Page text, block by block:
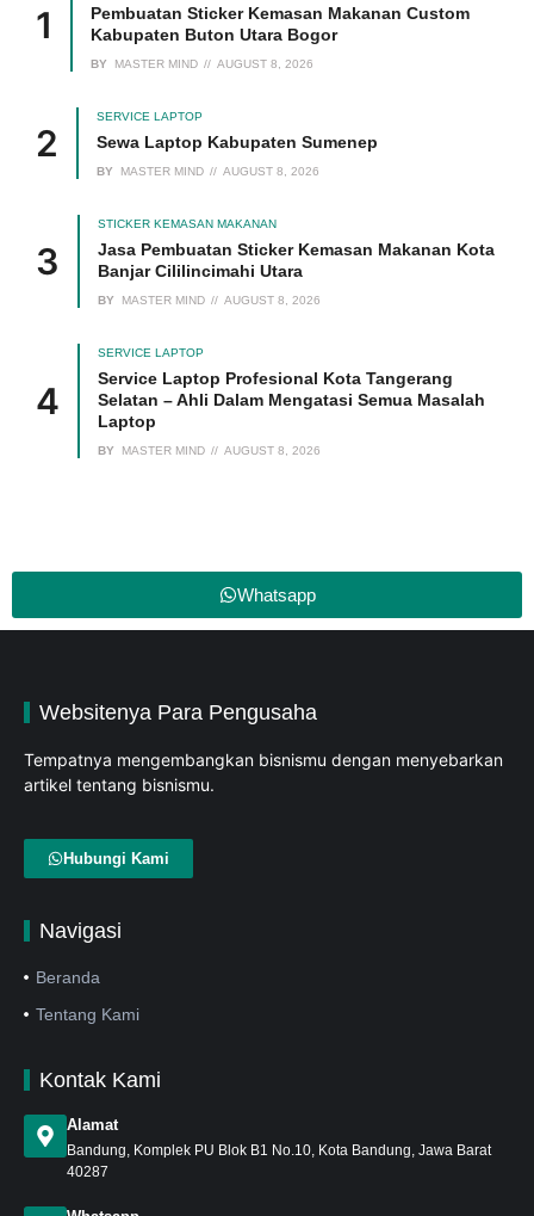
Pembuatan Sticker Kemasan Makanan Custom
Kabupaten Buton Utara Bogor
BY MASTER MIND AUGUST 8, 2026
SERVICE LAPTOP
Sewa Laptop Kabupaten Sumenep
BY MASTER MIND AUGUST 8, 2026
STICKER KEMASAN MAKANAN
Jasa Pembuatan Sticker Kemasan Makanan Kota
Banjar Cililincimahi Utara
BY MASTER MIND AUGUST 8, 2026
SERVICE LAPTOP
Service Laptop Profesional Kota Tangerang
Selatan – Ahli Dalam Mengatasi Semua Masalah
Laptop
BY MASTER MIND AUGUST 8, 2026
Whatsapp
Websitenya Para Pengusaha
Tempatnya mengembangkan bisnismu dengan menyebarkan
artikel tentang bisnismu.
Hubungi Kami
Navigasi
Beranda
Tentang Kami
Kontak Kami
Alamat
Bandung , Komplek PU Blok B1 No.10, Kota Bandung, Jawa Barat
40287